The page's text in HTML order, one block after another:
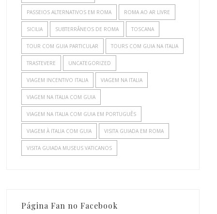
PASSEIOS ALTERNATIVOS EM ROMA ROMA AO AR LIVRE
SICILIA SUBTERRÂNEOS DE ROMA TOSCANA
TOUR COM GUIA PARTICULAR TOURS COM GUIA NA ITALIA
TRASTEVERE UNCATEGORIZED
VIAGEM INCENTIVO ITALIA VIAGEM NA ITALIA
VIAGEM NA ITALIA COM GUIA
VIAGEM NA ITALIA COM GUIA EM PORTUGUÊS
VIAGEM À ITALIA COM GUIA VISITA GUIADA EM ROMA
VISITA GUIADA MUSEUS VATICANOS
Página Fan no Facebook